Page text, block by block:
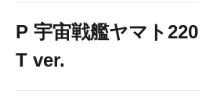
P 宇宙戦艦ヤマト
T ver.